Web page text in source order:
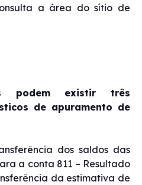
a área do sítio de
podem existir três
de apuramento de
dos saldos das
a conta 811 – Resultado
da estimativa de